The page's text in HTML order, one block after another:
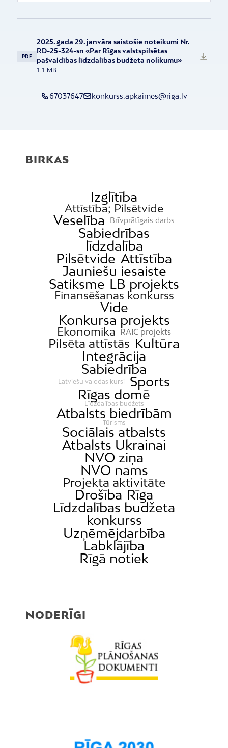
PDF
2025. gada 29. janvāra saistošie noteikumi Nr.
RD-25-324-sn «Par Rīgas valstspilsētas
pašvaldības līdzdalības budžeta nolikumu»
1.1 MB
67037647 konkurss.apkaimes@riga.lv
BIRKAS
Izglītība
Attīstība; Pilsētvide
Veselība Brīvprātīgais darbs
Sabiedrības
līdzdalība
Pilsētvide Attīstība
Jauniešu iesaiste
Satiksme LB projekts
Finansēšanas konkurss
Vide
Konkursa projekts
Ekonomika RAIC projekts
Pilsēta attīstās Kultūra
Integrācija
Sabiedrība
Latviešu valodas kursi
Sports
Rīgas domē
Līdzdalības budžets
Atbalsts biedrībām
Tūrisms
Sociālais atbalsts
Atbalsts Ukrainai
NVO ziņa
NVO nams
Projekta aktivitāte
Drošība Rīga
Līdzdalības budžeta
konkurss
Uzņēmējdarbība
Labklājība
Rīgā notiek
NODERĪGI